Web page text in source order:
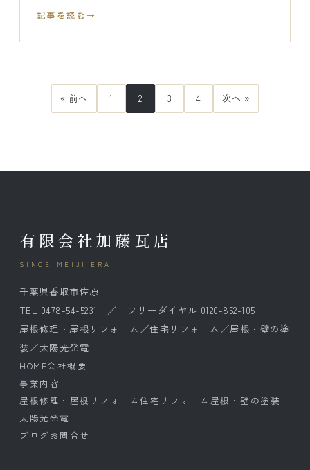
記事を読む
« 前へ 1 2 3 4 次へ »
有限会社加藤瓦店
SINCE MEIJI ERA
千葉県香取市佐原
TEL 0478-54-5231 ／ フリーダイヤル 0120-852-105
屋根修理・屋根リフォーム／住宅リフォーム／屋根・壁の塗
装／太陽光発電
HOME会社概要
事業内容
屋根修理・屋根リフォーム住宅リフォーム 屋根・壁の塗装
太陽光発電
ブログ お問合せ